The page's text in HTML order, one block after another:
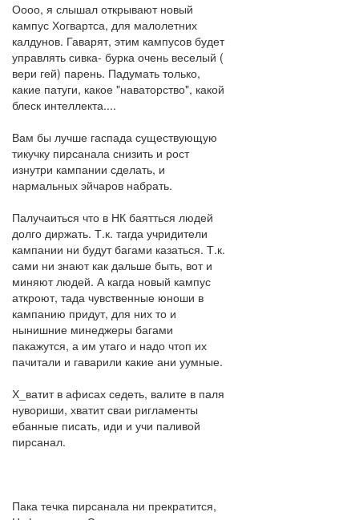
Оооо, я слышал открывают новый
кампус Хогвартса, для малолетних
калдунов. Гаварят, этим кампусов будет
управлять сивка- бурка очень веселый (
вери гей) парень. Падумать только,
какие патуги, какое "наваторство", какой
блеск интеллекта....
Вам бы лучше гаспада существующую
тикучку пирсанала снизить и рост
изнутри кампании сделать, и
нармальных эйчаров набрать.
Палучаиться что в НК баятться людей
долго диржать. Т.к. тагда учридители
кампании ни будут багами казаться. Т.к.
сами ни знают как дальше быть, вот и
миняют людей. А кагда новый кампус
аткроют, тада чувственные юноши в
кампанию придут, для них то и
нынишние минеджеры багами
пакажутся, а им утаго и надо чтоп их
пачитали и гаварили какие ани уумные.
Х_ватит в афисах седеть, валите в паля
нувориши, хватит сваи ригламенты
ебанные писать, иди и учи паливой
пирсанал.
Пака течка пирсанала ни прекратится,